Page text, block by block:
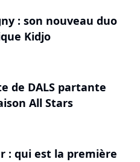
: son nouveau duo
Kidjo
de DALS partante
All Stars
: qui est la première